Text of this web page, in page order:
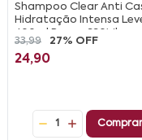
Shampoo Clear Anti
Hidratação Intensa
400ml Pague 330Ml
33,99 27% OFF
24,90
1 Comprar